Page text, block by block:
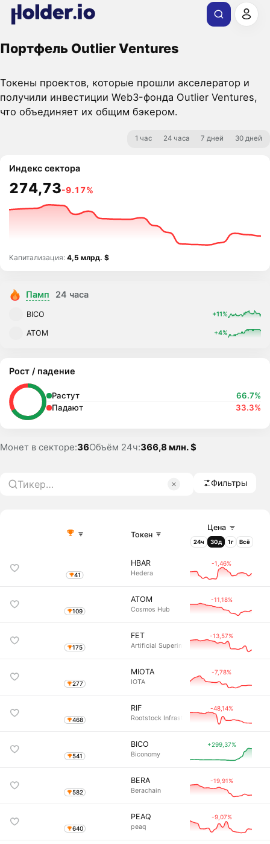
Портфель Outlier Ventures
Токены проектов, которые прошли акселератор и
получили инвестиции Web3-фонда Outlier Ventures,
что объединяет их общим бэкером.
1 час 24 часа 7 дней 30 дней
Индекс сектора
274,73-9.17%
Капитализация:4,5 млрд. $
Памп 24 часа
BICO +11%
ATOM +4%
Рост / падение
Растут
66.7%
Падают
33.3%
Монет в секторе:36Объём 24ч:366,8 млн. $
Фильтры
Токен
Цена
24ч 30д 1г Всё
41
HBAR
Hedera
-1,46%
109
ATOM
Cosmos Hub
-11,18%
175
FET
Artificial Superintelligence Alliance
-13,57%
277
MIOTA
IOTA
-7,78%
468
RIF
Rootstock Infrastructure Framework
-48,14%
541
BICO
Biconomy
+299,37%
582
BERA
Berachain
-19,91%
640
PEAQ
peaq
-9,07%